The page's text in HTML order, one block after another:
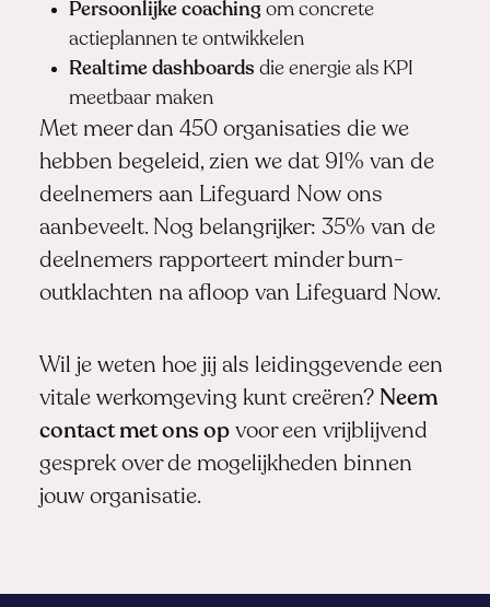
Persoonlijke coaching om concrete
actieplannen te ontwikkelen
Realtime dashboards die energie als KPI
meetbaar maken
Met meer dan 450 organisaties die we
hebben begeleid, zien we dat 91% van de
deelnemers aan Lifeguard Now ons
aanbeveelt. Nog belangrijker: 35% van de
deelnemers rapporteert minder burn-
outklachten na afloop van Lifeguard Now.
Wil je weten hoe jij als leidinggevende een
vitale werkomgeving kunt creëren? Neem
contact met ons opvoor een vrijblijvend
gesprek over de mogelijkheden binnen
jouw organisatie.